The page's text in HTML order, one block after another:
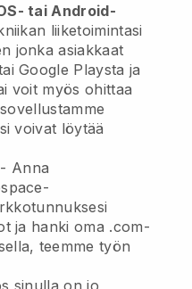
tai Android-
liiketoimintasi
jonka asiakkaat
Google Playsta ja
voit myös ohittaa
voivat löytää
Anna
ja hanki oma .com-
teemme työn
sinulla on jo